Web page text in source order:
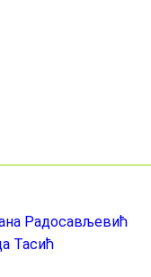
Радосављевић
Тасић